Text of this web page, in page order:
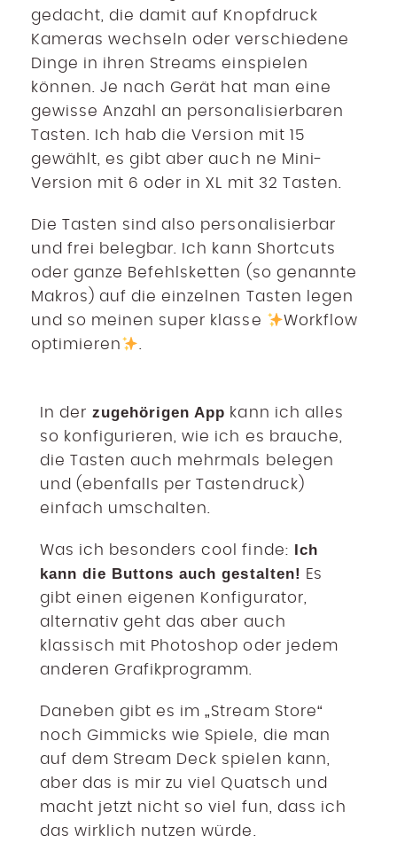
gedacht, die damit auf Knopfdruck
Kameras wechseln oder verschiedene
Dinge in ihren Streams einspielen
können. Je nach Gerät hat man eine
gewisse Anzahl an personalisierbaren
Tasten. Ich hab die Version mit 15
gewählt, es gibt aber auch ne Mini-
Version mit 6 oder in XL mit 32 Tasten.
Die Tasten sind also personalisierbar
und frei belegbar. Ich kann Shortcuts
oder ganze Befehlsketten (so genannte
Makros) auf die einzelnen Tasten legen
und so meinen super klasse
Workflow
optimieren
In der zugehörigen App kann ich alles
so konfigurieren, wie ich es brauche,
die Tasten auch mehrmals belegen
und (ebenfalls per Tastendruck)
einfach umschalten.
Was ich besonders cool finde: Ich
kann die Buttons auch gestalten! Es
gibt einen eigenen Konfigurator,
alternativ geht das aber auch
klassisch mit Photoshop oder jedem
anderen Grafikprogramm.
Daneben gibt es im „Stream Store“
noch Gimmicks wie Spiele, die man
auf dem Stream Deck spielen kann,
aber das is mir zu viel Quatsch und
macht jetzt nicht so viel fun, dass ich
das wirklich nutzen würde.